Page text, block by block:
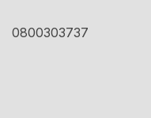
0800303737